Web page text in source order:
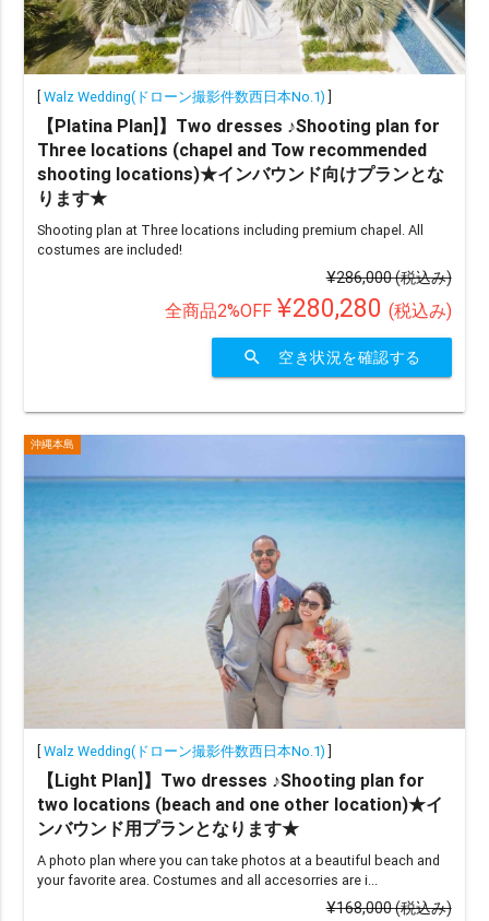
[Walz Wedding(ドローン撮影件数西日本No.1)]
【Platina Plan]】Two dresses ♪Shooting plan for
Three locations (chapel and Tow recommended
shooting locations)★インバウンド向けプランとな
ります★
Shooting plan at Three locations including premium chapel. All
costumes are included!
¥286,000(税込み)
全商品2%OFF ¥280,280 (税込み)
search 空き状況を確認する
沖縄本島
[Walz Wedding(ドローン撮影件数西日本No.1)]
【Light Plan]】Two dresses ♪Shooting plan for
two locations (beach and one other location)★イ
ンバウンド用プランとなります★
A photo plan where you can take photos at a beautiful beach and
your favorite area. Costumes and all accesorries are i...
¥168,000(税込み)